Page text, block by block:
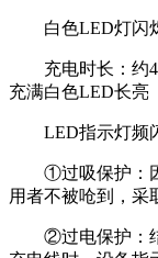
白色LED灯闪
充电时长：约
充满白色LED长亮
LED指示灯频
①过吸保护：
用者不被呛到，采
②过电保护：